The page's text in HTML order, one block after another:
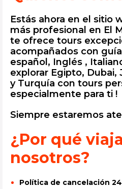
Estás ahora en el sitio
más profesional en El
te ofrece tours
acompañados con
español, Inglés ,
explorar Egipto, Dubai,
y Turquía con tours
especialmente para ti !
Siempre estaremos
¿Por qué
nosotros?
Política de cancelación